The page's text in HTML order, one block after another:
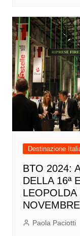
Destinazione
BTO 2024:
DELLA 16ª
NOVEMBRE
Paola Paciotti